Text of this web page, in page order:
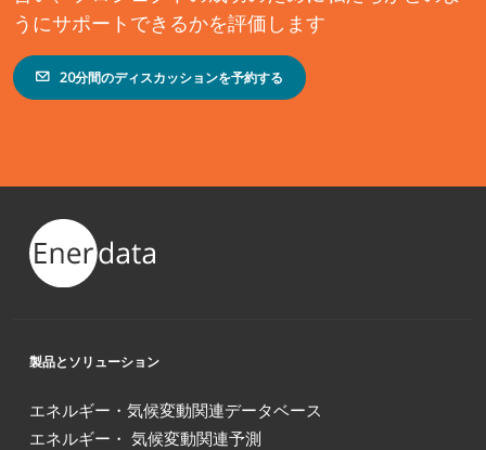
うにサポートできるかを評価します
20分間のディスカッションを予約する
製品とソリューション
エネルギー・気候変動関連データベース
エネルギー・ 気候変動関連予測